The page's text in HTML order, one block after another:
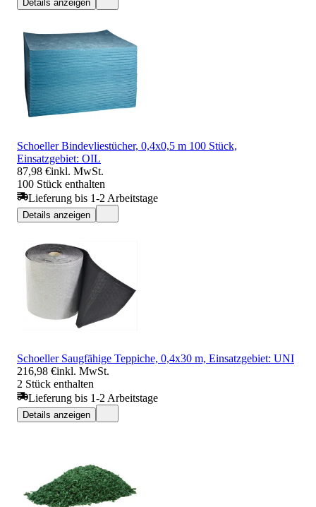
Details anzeigen
Schoeller Bindevliestücher, 0,4x0,5 m 100 Stück,
Einsatzgebiet: OIL
87,98 €inkl. MwSt.
100 Stück enthalten
Lieferung bis 1-2 Arbeitstage
Details anzeigen
Schoeller Saugfähige Teppiche, 0,4x30 m, Einsatzgebiet: UNI
216,98 €inkl. MwSt.
2 Stück enthalten
Lieferung bis 1-2 Arbeitstage
Details anzeigen